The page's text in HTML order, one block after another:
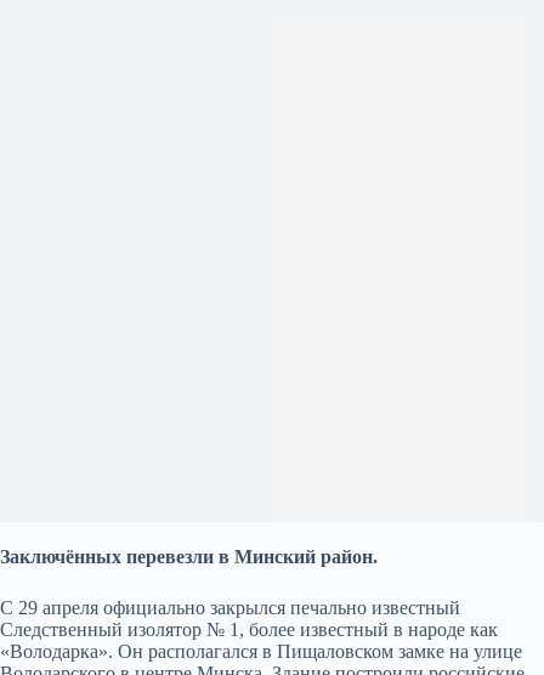
Заключённых перевезли в Минский район.
С 29 апреля официально закрылся печально известный
Следственный изолятор № 1, более известный в народе как
«Володарка». Он располагался в Пищаловском замке на улице